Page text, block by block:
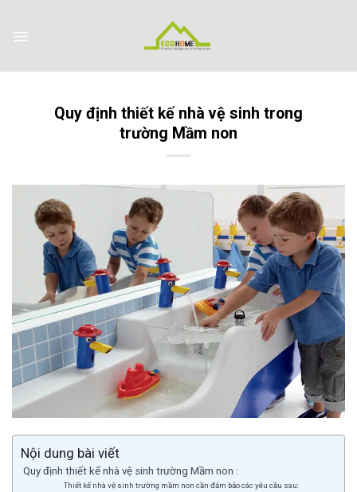
content
Quy định thiết kế nhà vệ sinh trong
trường Mầm non
Nội dung bài viết
Quy định thiết kế nhà vệ sinh trường Mầm non :
Thiết kế nhà vệ sinh trường mầm non cần đảm bảo các yêu cầu sau: